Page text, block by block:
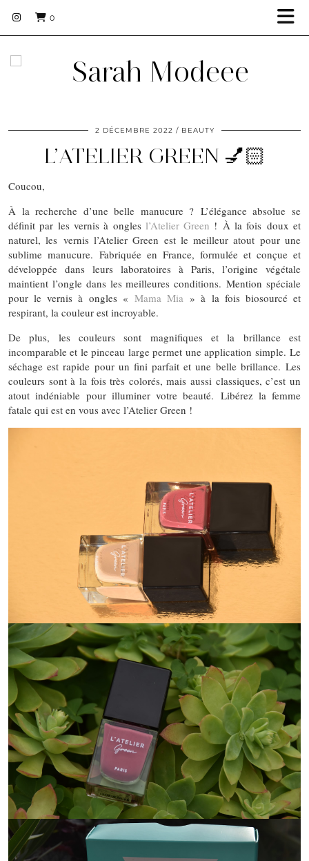
0
2 DÉCEMBRE 2022 BEAUTY
L’ATELIER GREEN 💅🏻
Coucou,
À la recherche d’une belle manucure ? L’élégance absolue se
définit par les vernis à ongles l’Atelier Green ! À la fois doux et
naturel, les vernis l’Atelier Green est le meilleur atout pour une
sublime manucure. Fabriquée en France, formulée et conçue et
développée dans leurs laboratoires à Paris, l’origine végétale
maintient l’ongle dans les meilleures conditions. Mention spéciale
pour le vernis à ongles « Mama Mia » à la fois biosourcé et
respirant, la couleur est incroyable.
De plus, les couleurs sont magnifiques et la brillance est
incomparable et le pinceau large permet une application simple. Le
séchage est rapide pour un fini parfait et une belle brillance. Les
couleurs sont à la fois très colorés, mais aussi classiques, c’est un
atout indéniable pour illuminer votre beauté. Libérez la femme
fatale qui est en vous avec l’Atelier Green !